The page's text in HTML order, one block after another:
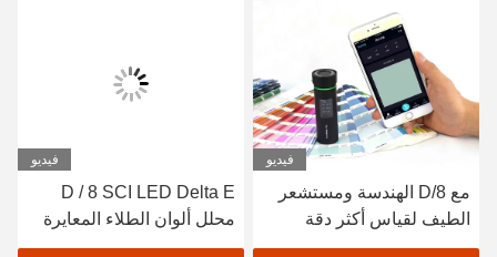
فيديو
مع D/8 الهندسة ومستشعر
الطيف لقياس أكثر دقة
فيديو
D / 8 SCI LED Delta E
محلل ألوان الطلاء المعايرة
التلقائية لمقياس الألوان